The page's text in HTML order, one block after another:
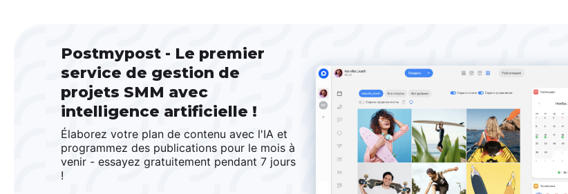
Postmypost - Le premier
service de gestion de
projets SMM avec
intelligence artificielle !
Élaborez votre plan de contenu avec l'IA et
programmez des publications pour le mois à
venir - essayez gratuitement pendant 7 jours
!